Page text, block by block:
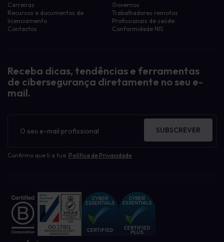
Carreiras
Recursos e documentos de
licenciamento
Contactos
Governos
Trabalhadores remotos
Profissionais de saúde
Conformidade NIS
Receba dicas, tendências e ferramentas
de cibersegurança diretamente no seu e-
mail.
informativo
Confirmo que li a tua Política de Privacidade
SUBSCREVER